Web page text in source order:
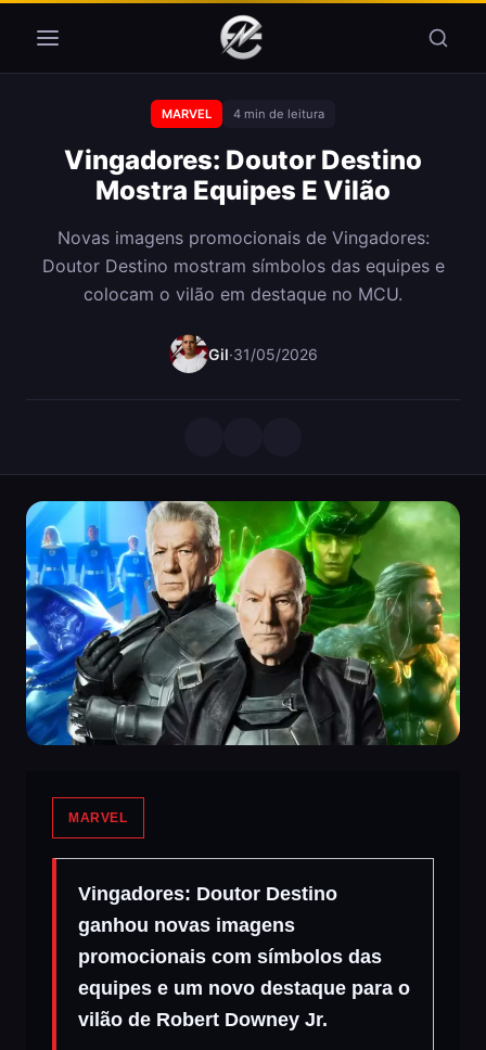
MARVEL 4 min de leitura
Vingadores: Doutor Destino
Mostra Equipes E Vilão
Novas imagens promocionais de Vingadores:
Doutor Destino mostram símbolos das equipes e
colocam o vilão em destaque no MCU.
Gil·31/05/2026
MARVEL
Vingadores: Doutor Destino
ganhou novas imagens
promocionais com símbolos das
equipes e um novo destaque para o
vilão de Robert Downey Jr.